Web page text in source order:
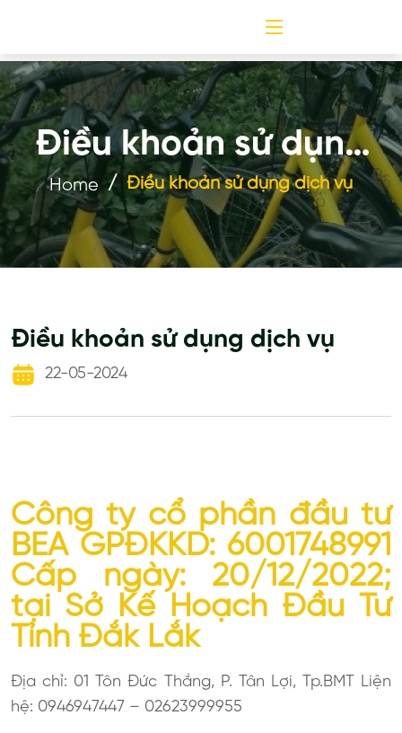
Điều khoản sử dụng
dịch vụ
Home Điều khoản sử dụng dịch vụ
Điều khoản sử dụng dịch vụ
22-05-2024
Công ty cổ phần đầu tư
BEA GPĐKKD: 6001748991
Cấp ngày: 20/12/2022;
tại Sở Kế Hoạch Đầu Tư
Tỉnh Đắk Lắk
Địa chỉ: 01 Tôn Đức Thắng, P. Tân Lợi, Tp.BMT Liện
hệ: 0946947447 – 02623999955